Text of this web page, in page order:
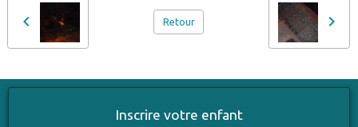
Retour
Inscrire votre enfant